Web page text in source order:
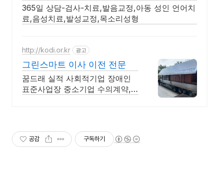
365일 상담-검사-치료,발음교정,아동 성인 언어치
료,음성치료,발성교정,목소리성형
http://kodi.or.kr 광고
그린스마트 이사 이전 전문
꿈드래 실적 사회적기업 장애인
표준사업장 중소기업 수의계약,
공감 구독하기